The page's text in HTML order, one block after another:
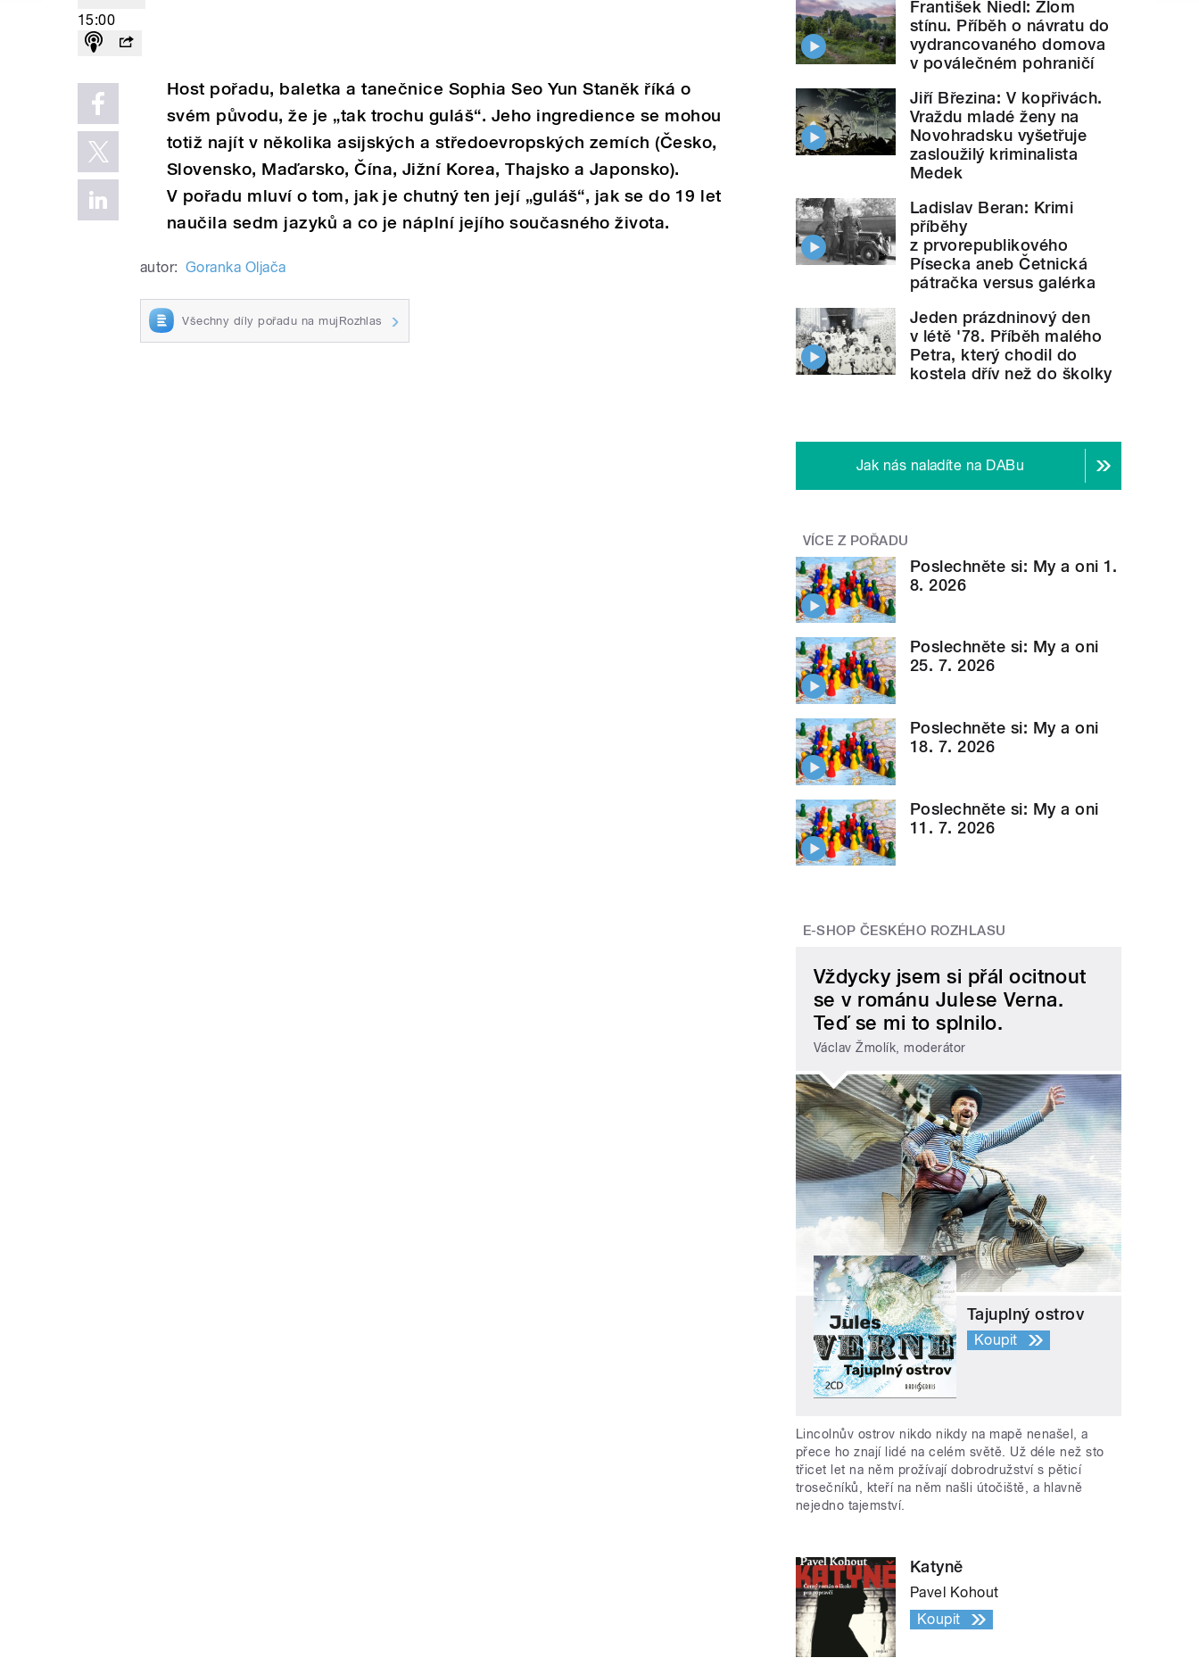
15:00
Host pořadu, baletka a tanečnice Sophia Seo Yun Staněk říká o
svém původu, že je „tak trochu guláš“. Jeho ingredience se mohou
totiž najít v několika asijských a středoevropských zemích (Česko,
Slovensko, Maďarsko, Čína, Jižní Korea, Thajsko a Japonsko).
V pořadu mluví o tom, jak je chutný ten její „guláš“, jak se do 19 let
naučila sedm jazyků a co je náplní jejího současného života.
autor: Goranka Oljača
Všechny díly pořadu na mujRozhlas
František Niedl: Zlom
stínu. Příběh o návratu do
vydrancovaného domova
v poválečném pohraničí
Jiří Březina: V kopřivách.
Vraždu mladé ženy na
Novohradsku vyšetřuje
zasloužilý kriminalista
Medek
Ladislav Beran: Krimi
příběhy
z prvorepublikového
Písecka aneb Četnická
pátračka versus galérka
Jeden prázdninový den
v létě '78. Příběh malého
Petra, který chodil do
kostela dřív než do školky
Jak nás naladíte na DABu
VÍCE Z POŘADU
Poslechněte si: My a oni 1.
8. 2026
Poslechněte si: My a oni
25. 7. 2026
Poslechněte si: My a oni
18. 7. 2026
Poslechněte si: My a oni
11. 7. 2026
E-SHOP ČESKÉHO ROZHLASU
Vždycky jsem si přál ocitnout
se v románu Julese Verna.
Teď se mi to splnilo.
Václav Žmolík, moderátor
Tajuplný ostrov
Koupit
Lincolnův ostrov nikdo nikdy na mapě nenašel, a
přece ho znají lidé na celém světě. Už déle než sto
třicet let na něm prožívají dobrodružství s pěticí
trosečníků, kteří na něm našli útočiště, a hlavně
nejedno tajemství.
Katyně
Pavel Kohout
Koupit